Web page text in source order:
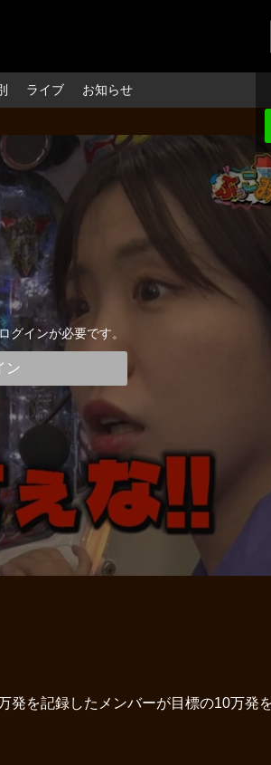
ライブ お知らせ
グインが必要です。
ン
を記録したメンバーが目標の10万発